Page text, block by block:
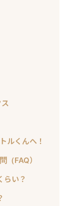
ルくんへ！
（FAQ）
らい？